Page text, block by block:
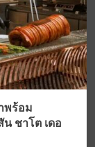
พร้อม
น ชาโต เดอ